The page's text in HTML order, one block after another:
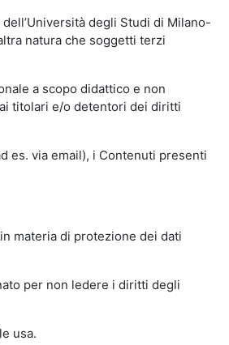
degli Studi di Milano-
natura che soggetti terzi
a scopo didattico e non
titolari e/o detentori dei diritti
es. via email), i Contenuti presenti
materia di protezione dei dati
per non ledere i diritti degli
usa.